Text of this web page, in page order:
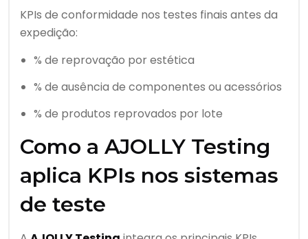
KPIs de conformidade nos testes finais antes da
expedição:
% de reprovação por estética
% de ausência de componentes ou acessórios
% de produtos reprovados por lote
Como a AJOLLY Testing
aplica KPIs nos sistemas
de teste